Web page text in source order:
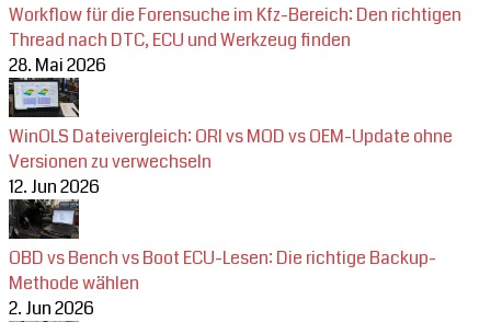
Workflow für die Forensuche im Kfz-Bereich: Den richtigen
Thread nach DTC, ECU und Werkzeug finden
28. Mai 2026
WinOLS Dateivergleich: ORI vs MOD vs OEM-Update ohne
Versionen zu verwechseln
12. Jun 2026
OBD vs Bench vs Boot ECU-Lesen: Die richtige Backup-
Methode wählen
2. Jun 2026